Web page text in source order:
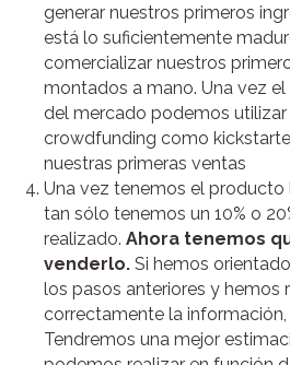
generar nuestros primeros
está lo suficientemente
comercializar nuestros
montados a mano. Una vez
del mercado podemos
crowdfunding como
nuestras primeras ventas
Una vez tenemos el
tan sólo tenemos un 10% o
realizado. Ahora tenemos
venderlo. Si hemos
los pasos anteriores y hemos
correctamente la información,
Tendremos una mejor